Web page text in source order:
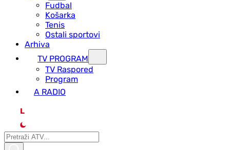
Fudbal
Košarka
Tenis
Ostali sportovi
Arhiva
TV PROGRAM
ТV Raspored
Program
A RADIO
L